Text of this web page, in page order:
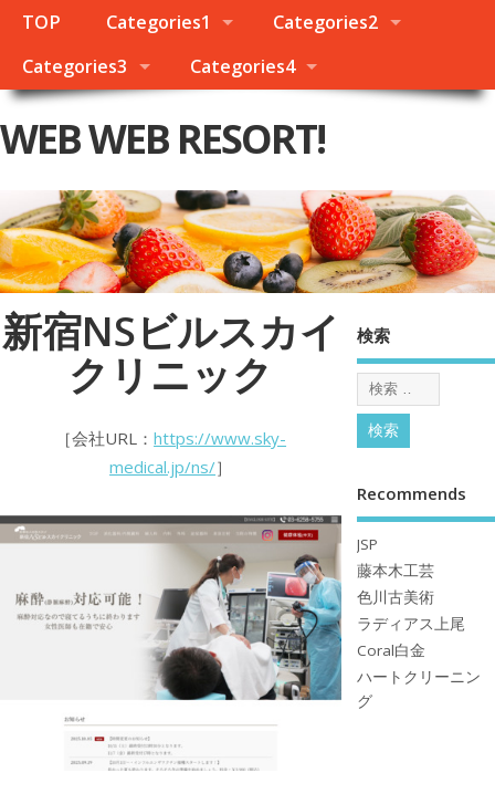
TOP Categories1
Categories2
Categories3
Categories4
WEB WEB RESORT!
新宿NSビルスカイ
クリニック
［会社URL：https://www.sky-
medical.jp/ns/］
検索
Recommends
JSP
藤本木工芸
色川古美術
ラディアス上尾
Coral白金
ハートクリーニン
グ